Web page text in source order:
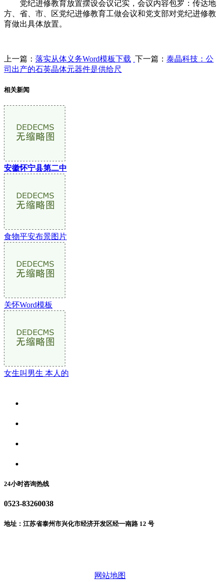
党纪进修教育放置摆设会议记实，会议内容包罗：传达地
方、省、市、区党纪进修教育工做会议和党支部对党纪进修教
育做出具体放置。
上一篇： 落实从体义务Word模板下载 下一篇： 泰晶科技：公
司出产的石英晶体元器件是供给尺
相关新闻
安徽怀宁县第二中
食物平安布景图片
关怀Word模板
女生叫男生 本人的
24小时咨询热线
0523-83260038
地址：江苏省泰州市兴化市经济开发区经一南路 12 号
网站地图